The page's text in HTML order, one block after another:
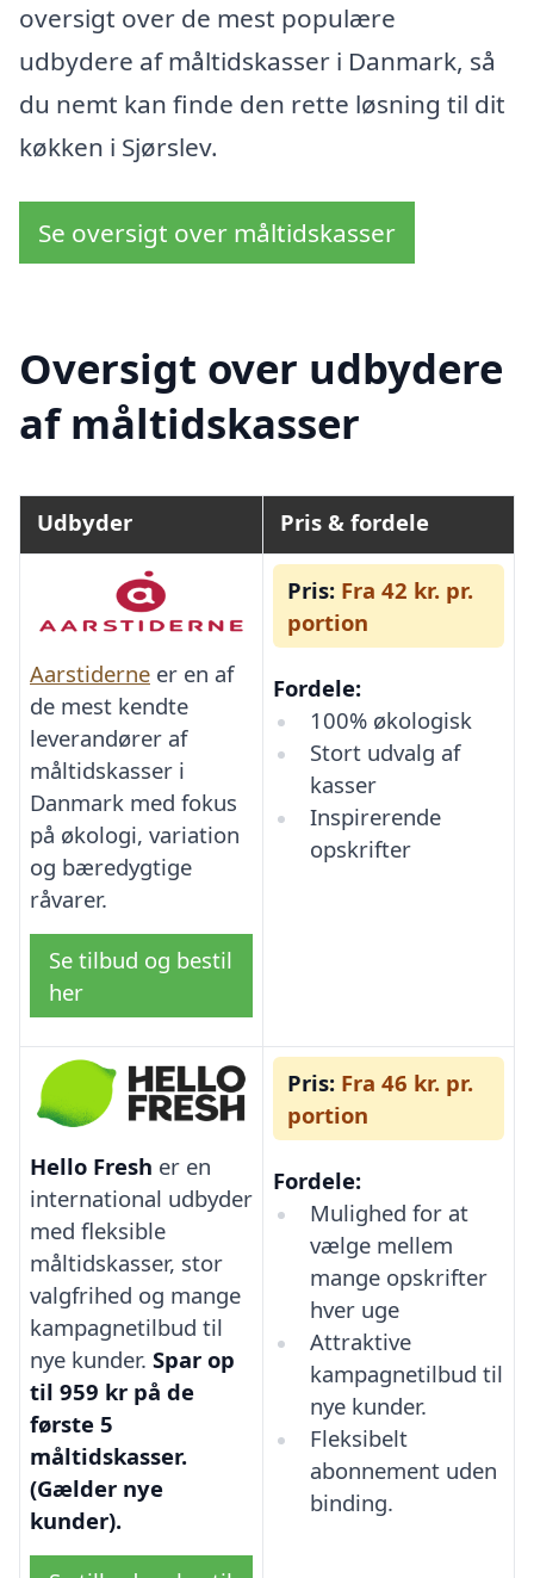
oversigt over de mest populære
udbydere af måltidskasser i Danmark, så
du nemt kan finde den rette løsning til dit
køkken i Sjørslev.
Se oversigt over måltidskasser
Oversigt over udbydere
af måltidskasser
Udbyder Pris & fordele
Aarstiderne er en af
de mest kendte
leverandører af
måltidskasser i
Danmark med fokus
på økologi, variation
og bæredygtige
råvarer.
Se tilbud og bestil
her
Pris: Fra 42 kr. pr.
portion
Fordele:
100% økologisk
Stort udvalg af
kasser
Inspirerende
opskrifter
Hello Fresh er en
international udbyder
med fleksible
måltidskasser, stor
valgfrihed og mange
kampagnetilbud til
nye kunder. Spar op
til 959 kr på de
første 5
måltidskasser.
(Gælder nye
kunder).
Pris: Fra 46 kr. pr.
portion
Fordele:
Mulighed for at
vælge mellem
mange opskrifter
hver uge
Attraktive
kampagnetilbud til
nye kunder.
Fleksibelt
abonnement uden
binding.